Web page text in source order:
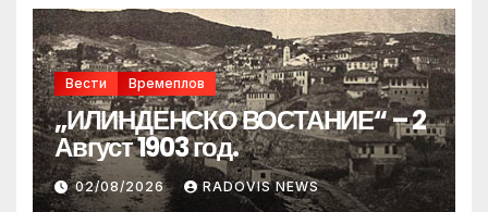
Вести Времеплов
„ИЛИНДЕНСКО ВОСТАНИЕ“ – 2
Август 1903 год.
02/08/2026 RADOVIS NEWS